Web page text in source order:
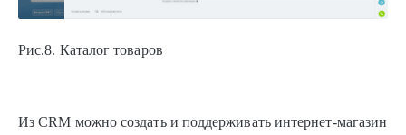
Рис.8. Каталог товаров
Из CRM можно создать и поддерживать интернет-магазин